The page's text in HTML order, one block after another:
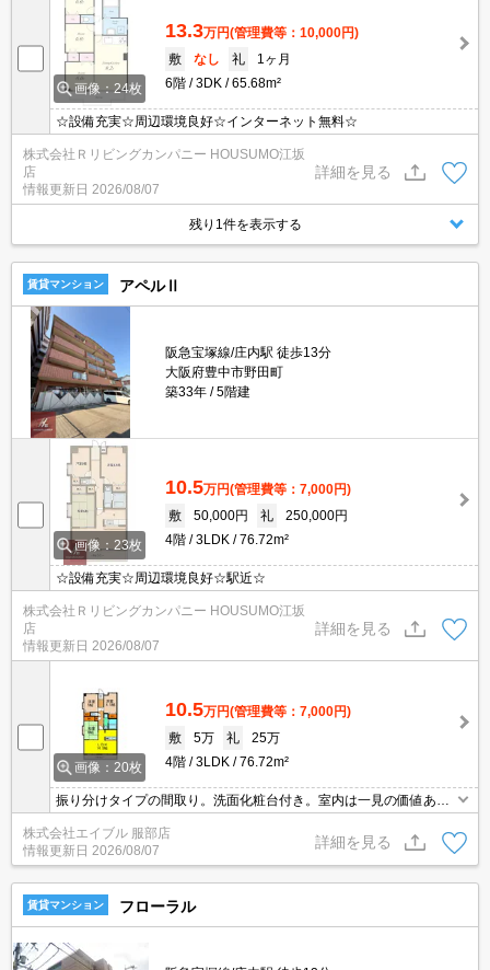
画像：24枚
13.3万円(管理費等：10,000円)
敷
なし 礼
1ヶ月
6階
3DK 65.68m²
☆設備充実☆周辺環境良好☆インターネット無料☆
株式会社Ｒリビングカンパニー HOUSUMO江坂
店
情報更新日 2026/08/07
詳細を見る
残り1件を表示する
賃貸マンション アペルⅡ
阪急宝塚線/庄内駅 徒歩13分
大阪府豊中市野田町
築33年
5階建
画像：23枚
10.5万円(管理費等：7,000円)
敷
50,000円 礼
250,000円
4階
3LDK 76.72m²
☆設備充実☆周辺環境良好☆駅近☆
株式会社Ｒリビングカンパニー HOUSUMO江坂
店
情報更新日 2026/08/07
詳細を見る
画像：20枚
10.5万円(管理費等：7,000円)
敷
5万 礼
25万
4階
3LDK 76.72m²
振り分けタイプの間取り。洗面化粧台付き。室内は一見の価値あ
り。角部屋。
株式会社エイブル 服部店
情報更新日 2026/08/07
詳細を見る
賃貸マンション フローラル